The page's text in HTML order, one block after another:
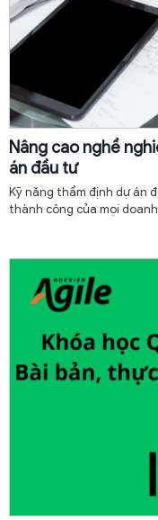
Nâng cao nghề
án đầu tư
Kỹ năng thẩm định dự án
thành công của mọi